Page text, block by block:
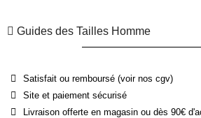
Guides des Tailles Homme
Satisfait ou remboursé (voir nos cgv)
Site et paiement sécurisé
Livraison offerte en magasin ou dès 90€